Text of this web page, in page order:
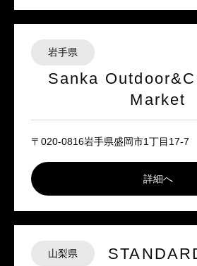
岩手県
Sanka
Market
〒020-0816岩手県盛岡市1丁目17-7
詳細へ
山梨県